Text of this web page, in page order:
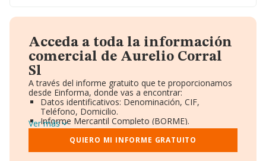
Acceda a toda la información
comercial de Aurelio Corral
Sl
A través del informe gratuito que te proporcionamos
desde Einforma, donde vas a encontrar:
Datos identificativos: Denominación, CIF,
Teléfono, Domicilio.
Informe Mercantil Completo (BORME).
Gráficos de Evolución Ventas y Empleados.
Consejo de Administración y Administradores.
Directivos y Ejecutivos.
Ver más
QUIERO MI INFORME GRATUITO